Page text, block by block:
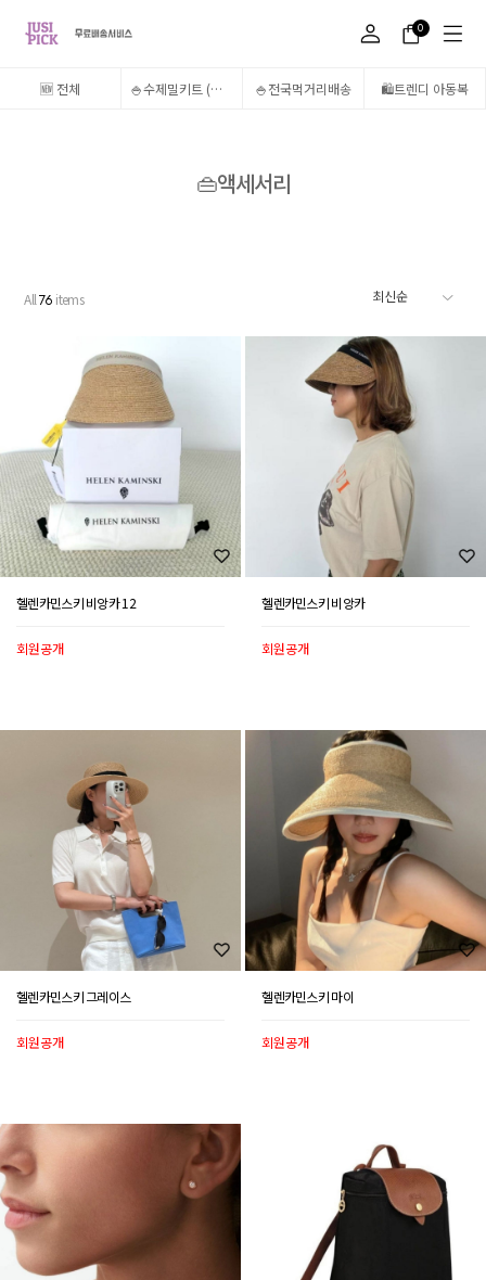
0
🆕 전체 🍚수제밀키트 (송도 5,6공구만 주문가능) 🍚전국먹거리배송 🛍️트렌디 아동복
👜액세서리
All76 items
헬렌카민스키 비앙카 12
회원공개
헬렌카민스키 비앙카
회원공개
헬렌카민스키 그레이스
회원공개
헬렌카민스키 마이
회원공개